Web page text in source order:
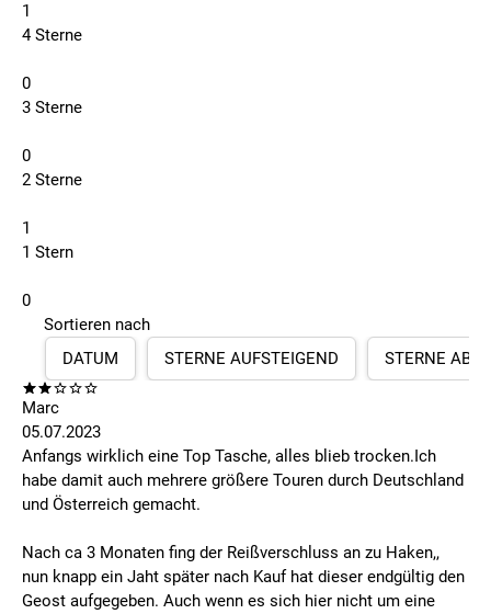
1
4 Sterne
0
3 Sterne
0
2 Sterne
1
1 Stern
0
Sortieren nach
DATUM
STERNE AUFSTEIGEND STERNE
Marc
05.07.2023
Anfangs wirklich eine Top Tasche, alles blieb trocken.Ich
habe damit auch mehrere größere Touren durch Deutschland
und Österreich gemacht.
Nach ca 3 Monaten fing der Reißverschluss an zu Haken,,
nun knapp ein Jaht später nach Kauf hat dieser endgültig den
Geost aufgegeben. Auch wenn es sich hier nicht um eine